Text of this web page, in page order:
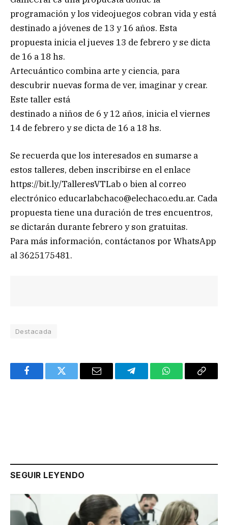
programación y los videojuegos cobran vida y está
destinado a jóvenes de 13 y 16 años. Esta
propuesta inicia el jueves 13 de febrero y se dicta
de 16 a 18 hs.
Artecuántico combina arte y ciencia, para
descubrir nuevas forma de ver, imaginar y crear.
Este taller está
destinado a niños de 6 y 12 años, inicia el viernes
14 de febrero y se dicta de 16 a 18 hs.
Se recuerda que los interesados en sumarse a
estos talleres, deben inscribirse en el enlace
https://bit.ly/TalleresVTLab o bien al correo
electrónico educarlabchaco@elechaco.edu.ar. Cada
propuesta tiene una duración de tres encuentros,
se dictarán durante febrero y son gratuitas.
Para más información, contáctanos por WhatsApp
al 3625175481.
Destacada
FacebookTwitter Email TelegramWhatsAppCopy
SEGUIR LEYENDO